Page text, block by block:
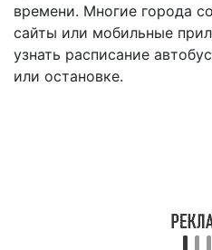
времени. Многие города
сайты или мобильные
узнать расписание
или остановке.